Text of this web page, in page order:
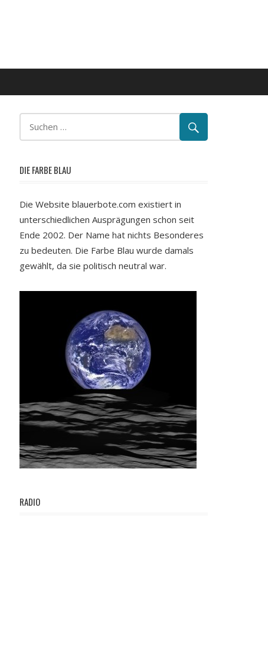
DIE FARBE BLAU
Die Website blauerbote.com existiert in
unterschiedlichen Ausprägungen schon seit
Ende 2002. Der Name hat nichts Besonderes
zu bedeuten. Die Farbe Blau wurde damals
gewählt, da sie politisch neutral war.
RADIO